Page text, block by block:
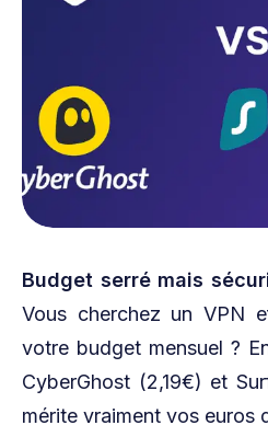
Budget serré mais
Vous cherchez un VPN
votre budget mensuel ?
CyberGhost (2,19€) et
mérite vraiment vos euros